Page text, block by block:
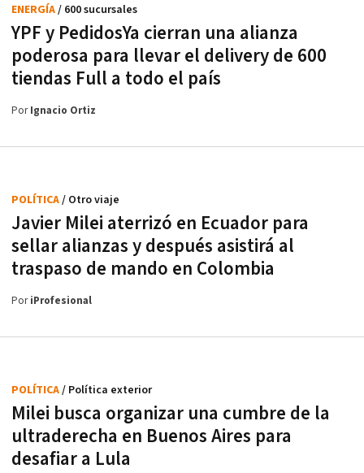
YPF y PedidosYa cierran una alianza
poderosa para llevar el delivery de 600
tiendas Full a todo el país
ENERGÍA/ 600 sucursales
PorIgnacio Ortiz
Javier Milei aterrizó en Ecuador para
sellar alianzas y después asistirá al
traspaso de mando en Colombia
POLÍTICA/ Otro viaje
PoriProfesional
Milei busca organizar una cumbre de la
ultraderecha en Buenos Aires para
desafiar a Lula
POLÍTICA/ Política exterior